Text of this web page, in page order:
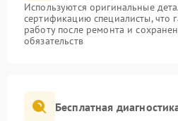
Используются оригинальные
сертификацию специалисты, что
работу после ремонта и
обязательств
Бесплатная